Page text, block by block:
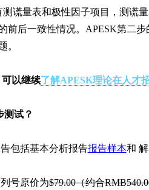
谎量表和极性因子项目，测谎
前后一致性情况。APESK第二
。
以继续了解APESK理论在人才
测试？
包括基本分析报告报告样本和
号原价为$79.00（约合RMB